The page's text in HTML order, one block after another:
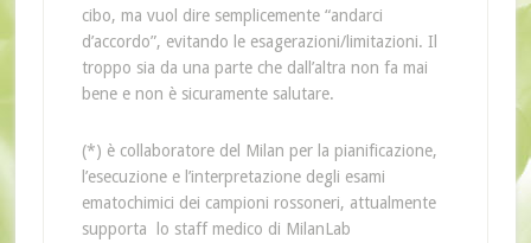
cibo, ma vuol dire semplicemente “andarci
d’accordo”, evitando le esagerazioni/limitazioni. Il
troppo sia da una parte che dall’altra non fa mai
bene e non è sicuramente salutare.
(*) è collaboratore del Milan per la pianificazione,
l’esecuzione e l’interpretazione degli esami
ematochimici dei campioni rossoneri, attualmente
supporta lo staff medico di MilanLab